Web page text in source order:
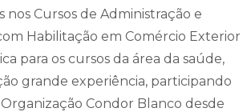
nos Cursos de Administração e
Habilitação em Comércio Exterior
para os cursos da área da saúde,
grande experiência, participando
Condor Blanco desde